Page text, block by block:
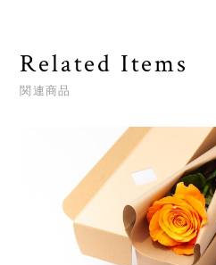
Related Items
関連商品